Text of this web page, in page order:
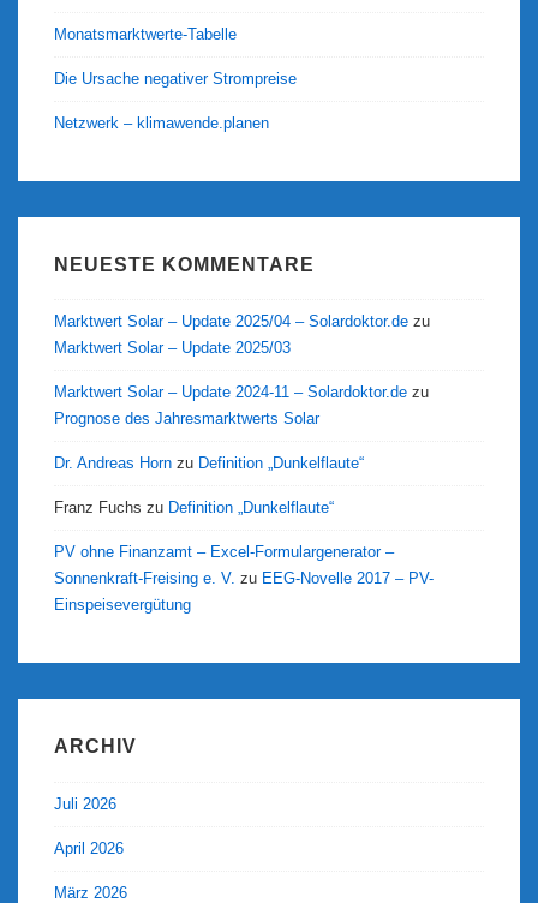
Monatsmarktwerte-Tabelle
Die Ursache negativer Strompreise
Netzwerk – klimawende.planen
NEUESTE KOMMENTARE
Marktwert Solar – Update 2025/04 – Solardoktor.de zu
Marktwert Solar – Update 2025/03
Marktwert Solar – Update 2024-11 – Solardoktor.de zu
Prognose des Jahresmarktwerts Solar
Dr. Andreas Horn zu Definition „Dunkelflaute“
Franz Fuchs zu Definition „Dunkelflaute“
PV ohne Finanzamt – Excel-Formulargenerator –
Sonnenkraft-Freising e. V. zu EEG-Novelle 2017 – PV-
Einspeisevergütung
ARCHIV
Juli 2026
April 2026
März 2026